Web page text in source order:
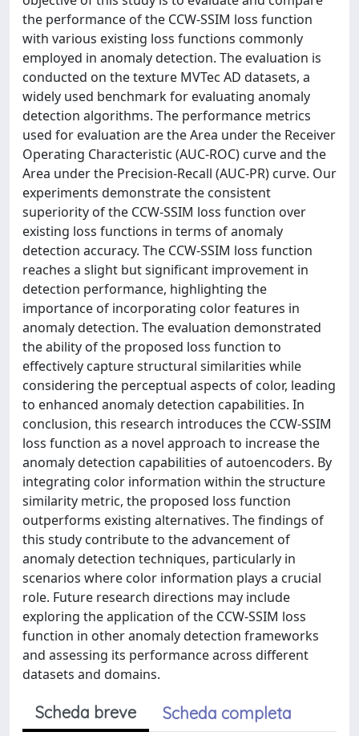
the performance of the CCW-SSIM loss function
with various existing loss functions commonly
employed in anomaly detection. The evaluation is
conducted on the texture MVTec AD datasets, a
widely used benchmark for evaluating anomaly
detection algorithms. The performance metrics
used for evaluation are the Area under the Receiver
Operating Characteristic (AUC-ROC) curve and the
Area under the Precision-Recall (AUC-PR) curve. Our
experiments demonstrate the consistent
superiority of the CCW-SSIM loss function over
existing loss functions in terms of anomaly
detection accuracy. The CCW-SSIM loss function
reaches a slight but significant improvement in
detection performance, highlighting the
importance of incorporating color features in
anomaly detection. The evaluation demonstrated
the ability of the proposed loss function to
effectively capture structural similarities while
considering the perceptual aspects of color, leading
to enhanced anomaly detection capabilities. In
conclusion, this research introduces the CCW-SSIM
loss function as a novel approach to increase the
anomaly detection capabilities of autoencoders. By
integrating color information within the structure
similarity metric, the proposed loss function
outperforms existing alternatives. The findings of
this study contribute to the advancement of
anomaly detection techniques, particularly in
scenarios where color information plays a crucial
role. Future research directions may include
exploring the application of the CCW-SSIM loss
function in other anomaly detection frameworks
and assessing its performance across different
datasets and domains.
Scheda breve Scheda completa